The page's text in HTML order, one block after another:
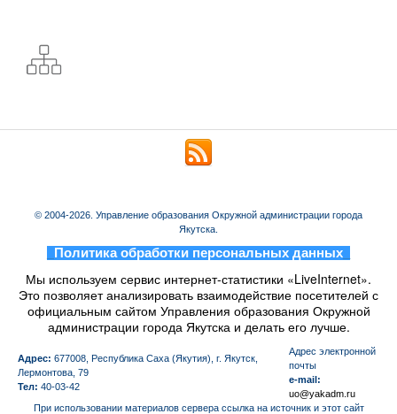
© 2004-2026. Управление образования Окружной администрации города
Якутска.
Политика обработки персональных данных
Мы используем сервис интернет-статистики «LiveInternet».
Это позволяет анализировать взаимодействие посетителей с
официальным сайтом Управления образования Окружной
администрации города Якутска и делать его лучше.
Адрес: 677008, Республика Саха (Якутия), г. Якутск,
Лермонтова, 79
Тел: 40-03-42
Aдрес электронной
почты
e-mail:
uo@yakadm.ru
При использовании материалов сервера ссылка на источник и этот сайт